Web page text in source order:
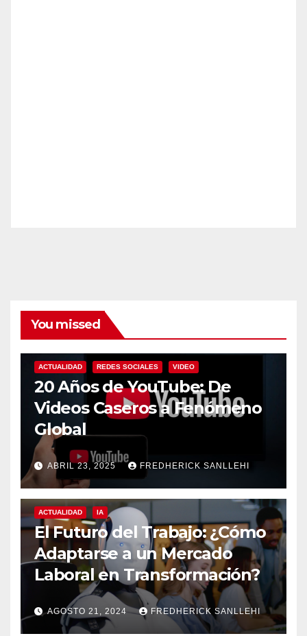
You missed
ACTUALIDAD REDES SOCIALES VIDEO
20 Años de YouTube: De
Videos Caseros a Fenómeno
Global
ABRIL 23, 2025 FREDHERICK SANLLEHI
ACTUALIDAD IA
El Futuro del Trabajo: ¿Cómo
Adaptarse a un Mercado
Laboral en Transformación?
AGOSTO 21, 2024 FREDHERICK SANLLEHI